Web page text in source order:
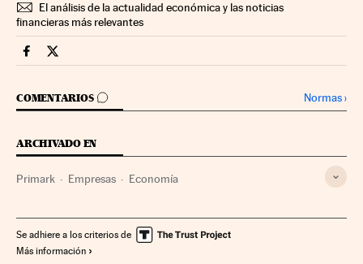
El análisis de la actualidad económica y las noticias
financieras más relevantes
Companias Cinco Días en Facebook
Companias Cinco Días en Twitter
COMENTARIOS
IR A LOS COMENTARIOS Normas›
ARCHIVADO EN
Primark Empresas Economía
Se adhiere a los criterios de
Más información